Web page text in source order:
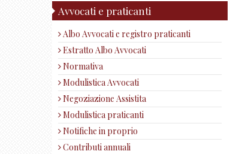
Avvocati e praticanti
Albo Avvocati e registro praticanti
Estratto Albo Avvocati
Normativa
Modulistica Avvocati
Negoziazione Assistita
Modulistica praticanti
Notifiche in proprio
Contributi annuali